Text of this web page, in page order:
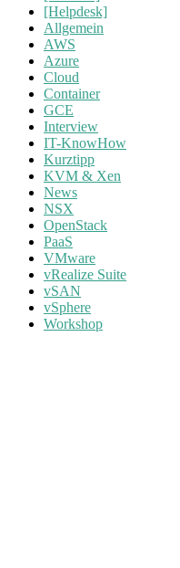
[Helpdesk]
Allgemein
AWS
Azure
Cloud
Container
GCE
Interview
IT-KnowHow
Kurztipp
KVM & Xen
News
NSX
OpenStack
PaaS
VMware
vRealize Suite
vSAN
vSphere
Workshop